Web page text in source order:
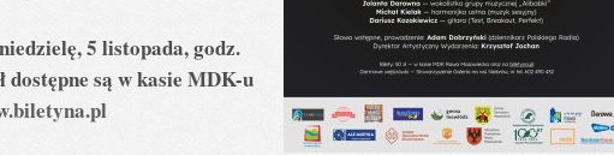
5 listopada, godz.
dostępne są w kasie MDK-u